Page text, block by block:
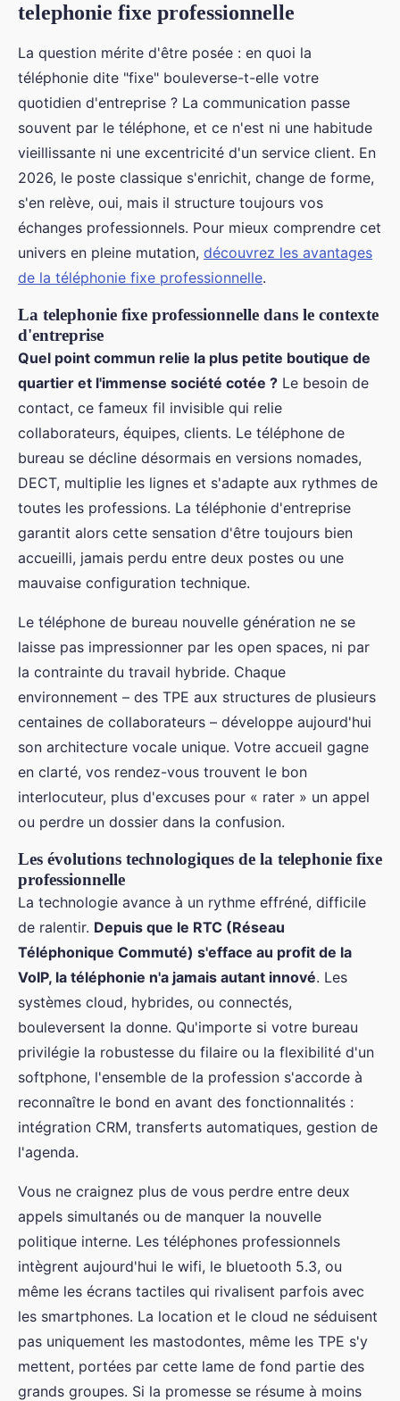
telephonie fixe professionnelle
La question mérite d'être posée : en quoi la
téléphonie dite "fixe" bouleverse-t-elle votre
quotidien d'entreprise ? La communication passe
souvent par le téléphone, et ce n'est ni une habitude
vieillissante ni une excentricité d'un service client. En
2026, le poste classique s'enrichit, change de forme,
s'en relève, oui, mais il structure toujours vos
échanges professionnels. Pour mieux comprendre cet
univers en pleine mutation, découvrez les avantages
de la téléphonie fixe professionnelle.
La telephonie fixe professionnelle dans le contexte
d'entreprise
Quel point commun relie la plus petite boutique de
quartier et l'immense société cotée ? Le besoin de
contact, ce fameux fil invisible qui relie
collaborateurs, équipes, clients. Le téléphone de
bureau se décline désormais en versions nomades,
DECT, multiplie les lignes et s'adapte aux rythmes de
toutes les professions. La téléphonie d'entreprise
garantit alors cette sensation d'être toujours bien
accueilli, jamais perdu entre deux postes ou une
mauvaise configuration technique.
Le téléphone de bureau nouvelle génération ne se
laisse pas impressionner par les open spaces, ni par
la contrainte du travail hybride. Chaque
environnement – des TPE aux structures de plusieurs
centaines de collaborateurs – développe aujourd'hui
son architecture vocale unique. Votre accueil gagne
en clarté, vos rendez-vous trouvent le bon
interlocuteur, plus d'excuses pour « rater » un appel
ou perdre un dossier dans la confusion.
Les évolutions technologiques de la telephonie fixe
professionnelle
La technologie avance à un rythme effréné, difficile
de ralentir. Depuis que le RTC (Réseau
Téléphonique Commuté) s'efface au profit de la
VoIP, la téléphonie n'a jamais autant innové. Les
systèmes cloud, hybrides, ou connectés,
bouleversent la donne. Qu'importe si votre bureau
privilégie la robustesse du filaire ou la flexibilité d'un
softphone, l'ensemble de la profession s'accorde à
reconnaître le bond en avant des fonctionnalités :
intégration CRM, transferts automatiques, gestion de
l'agenda.
Vous ne craignez plus de vous perdre entre deux
appels simultanés ou de manquer la nouvelle
politique interne. Les téléphones professionnels
intègrent aujourd'hui le wifi, le bluetooth 5.3, ou
même les écrans tactiles qui rivalisent parfois avec
les smartphones. La location et le cloud ne séduisent
pas uniquement les mastodontes, même les TPE s'y
mettent, portées par cette lame de fond partie des
grands groupes. Si la promesse se résume à moins